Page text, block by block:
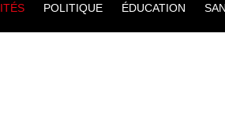
POLITIQUE ÉDUCATION